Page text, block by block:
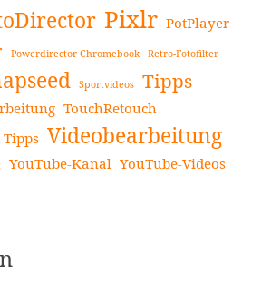
Pixlr PotPlayer
Powerdirector Chromebook Retro-Fotofilter
Sportvideos Tipps
TouchRetouch
Videobearbeitung
YouTube-Kanal YouTube-Videos